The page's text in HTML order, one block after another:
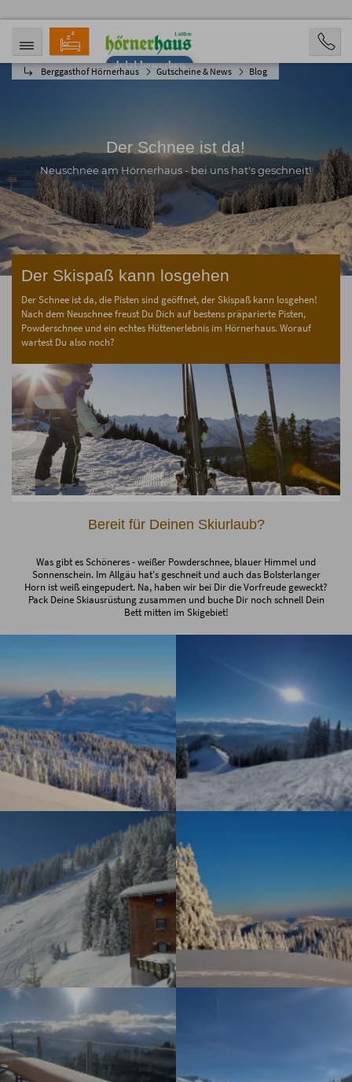
Jetzt bewerben
Berggasthof Hörnerhaus Gutscheine & News Blog
ANREISE ABREISE
BUCHEN
Der Schnee ist da!
Neuschnee am Hörnerhaus - bei uns hat's geschneit!
Der Skispaß kann losgehen
Der Schnee ist da, die Pisten sind geöffnet, der Skispaß kann losgehen!
Nach dem Neuschnee freust Du Dich auf bestens präparierte Pisten,
Powderschnee und ein echtes Hüttenerlebnis im Hörnerhaus. Worauf
wartest Du also noch?
Bereit für Deinen Skiurlaub?
Was gibt es Schöneres - weißer Powderschnee, blauer Himmel und
Sonnenschein. Im Allgäu hat's geschneit und auch das Bolsterlanger
Horn ist weiß eingepudert. Na, haben wir bei Dir die Vorfreude geweckt?
Pack Deine Skiausrüstung zusammen und buche Dir noch schnell Dein
Bett mitten im Skigebiet!